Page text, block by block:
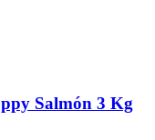
Salmón 3 Kg